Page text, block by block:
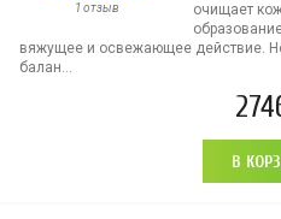
1 отзыв
очищает
вяжущее и освежающее действие.
балан...
В